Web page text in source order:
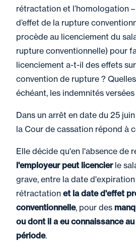
rétractation et l’homologation
d’effet de la rupture
procède au licenciement du
rupture conventionnelle) pour
licenciement a-t-il des effets
convention de rupture ?
échéant, les indemnités
Dans un arrêt en date du 25
la Cour de cassation répond à
Elle décide qu'en l'absence de
l'employeur peut licencierle
grave, entre la date
rétractation et la date d'effet
conventionnelle, pour des
ou dont il a eu connaissance
période.